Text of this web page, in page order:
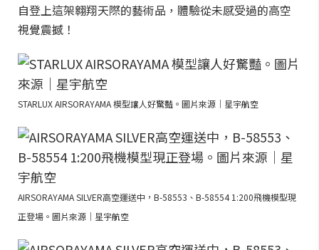
自登上這架翱翔天際的藝術品，體驗從未感受過的高空
視覺震撼！
STARLUX AIRSORAYAMA 模型讓人好驚豔。圖片來源｜星宇航空
AIRSORAYAMA SILVER高空運送中，B-58553、B-58554 1:200飛機模型現
正登場。圖片來源｜星宇航空